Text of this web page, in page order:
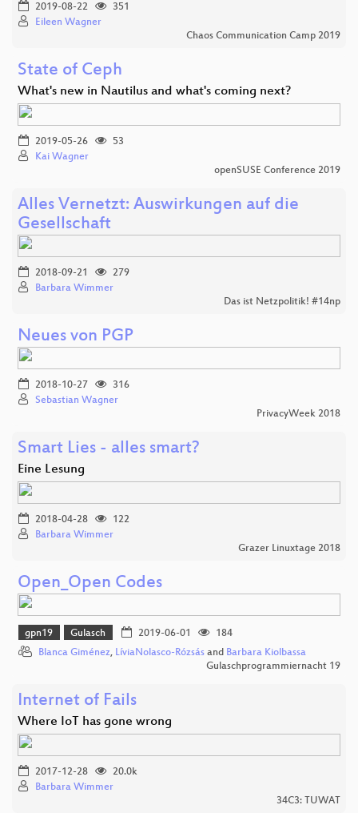
2019-08-22
351
Eileen Wagner
Chaos Communication Camp 2019
State of Ceph
What's new in Nautilus and what's coming next?
2019-05-26
53
Kai Wagner
openSUSE Conference 2019
Alles Vernetzt: Auswirkungen auf die
Gesellschaft
2018-09-21
279
Barbara Wimmer
Das ist Netzpolitik! #14np
Neues von PGP
2018-10-27
316
Sebastian Wagner
PrivacyWeek 2018
Smart Lies - alles smart?
Eine Lesung
2018-04-28
122
Barbara Wimmer
Grazer Linuxtage 2018
Open_Open Codes
gpn19 Gulasch 2019-06-01
184
Blanca Giménez, LíviaNolasco-Rózsás and Barbara Kiolbassa
Gulaschprogrammiernacht 19
Internet of Fails
Where IoT has gone wrong
2017-12-28
20.0k
Barbara Wimmer
34C3: TUWAT